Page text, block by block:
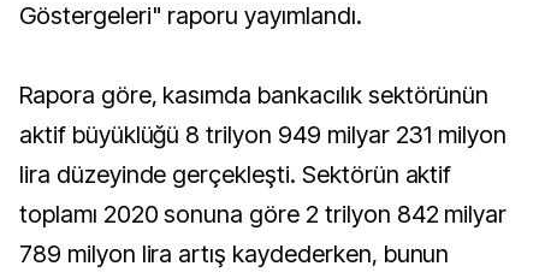
Göstergeleri" raporu yayımlandı.
Rapora göre, kasımda bankacılık sektörünün
aktif büyüklüğü 8 trilyon 949 milyar 231 milyon
lira düzeyinde gerçekleşti. Sektörün aktif
toplamı 2020 sonuna göre 2 trilyon 842 milyar
789 milyon lira artış kaydederken, bunun